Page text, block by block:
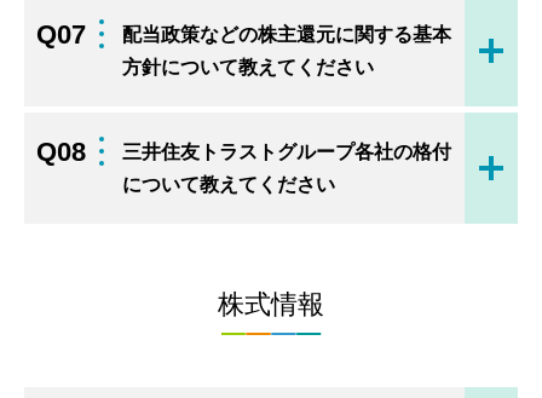
Q07
配当政策などの株主還元に関する基本
方針について教えてください
開く
Q08
三井住友トラストグループ各社の格付
について教えてください
開く
株式情報